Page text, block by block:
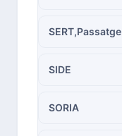
SERT,Passatge
SIDE
SORIA